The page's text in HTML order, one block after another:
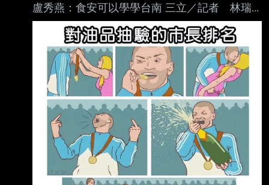
盧秀燕：食安可以學學台南 三立／記者 林瑞
恩 中聯油脂問題油爭議延燒，台中市長盧秀燕
多次砲打中央，更稱中央施壓不公布流向、不
公布流向、要求不要下架，也遭到行政院逐一駁
斥打臉。今（19）日，民進黨立委林俊憲 出席
民進黨全代會時指出，台南黃豆粗煉廠五年就檢
驗了19次，呼籲盧秀燕可以學一下台 南。 出席
民進黨全代會前，記者詢及問題油事件，以及藍
營725上凱道的看法。林俊憲直言「 如果要看食
安，台中市這次出了大問題」。他呼籲盧秀燕，
食安可以學台南啦，像是台南 最上游